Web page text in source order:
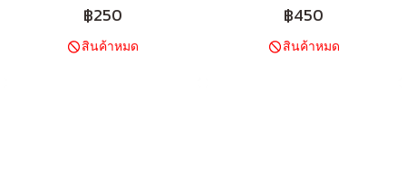
฿250
สินค้าหมด
฿450
สินค้าหมด